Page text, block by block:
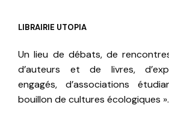
LIBRAIRIE UTOPIA
Un lieu de débats, de
d’auteurs et de livres,
engagés, d’associations
bouillon de cultures écologiques ».